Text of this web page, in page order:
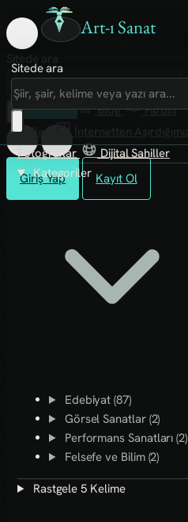
Art-ı Sanat
Giriş Yap Kayıt Ol
Sitede ara
Art-ı Sosyal
İmece
Kütüphane
Blog
Fanzin
Rafları
Fotoğraflar
Dijital Sahiller
Kategoriler
Edebiyat (87)
Görsel Sanatlar (2)
Performans Sanatları (2)
Felsefe ve Bilim (2)
Rastgele 5 Kelime